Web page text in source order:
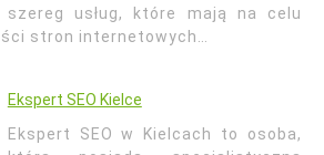
szereg usług, które mają na celu
stron internetowych…
Ekspert SEO Kielce
Ekspert SEO w Kielcach to osoba,